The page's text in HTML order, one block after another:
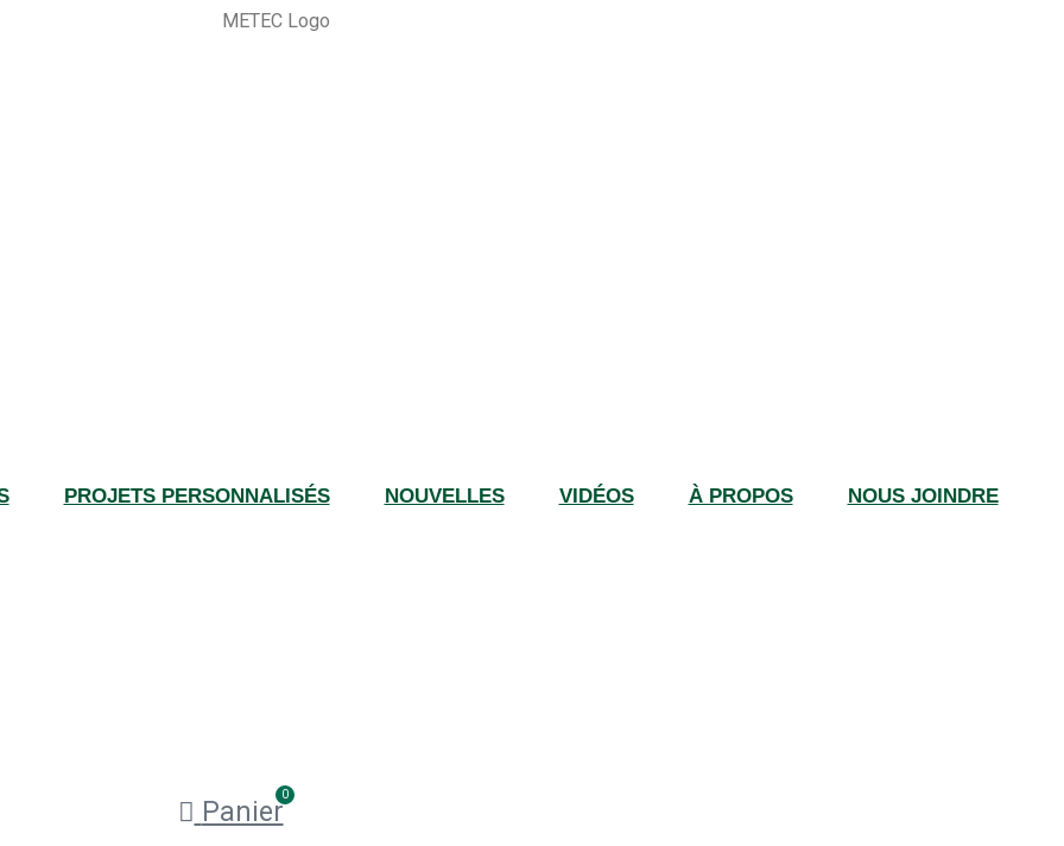
PROJETS PERSONNALISÉS NOUVELLES VIDÉOS À PROPOS NOUS JOINDRE
0
Panier